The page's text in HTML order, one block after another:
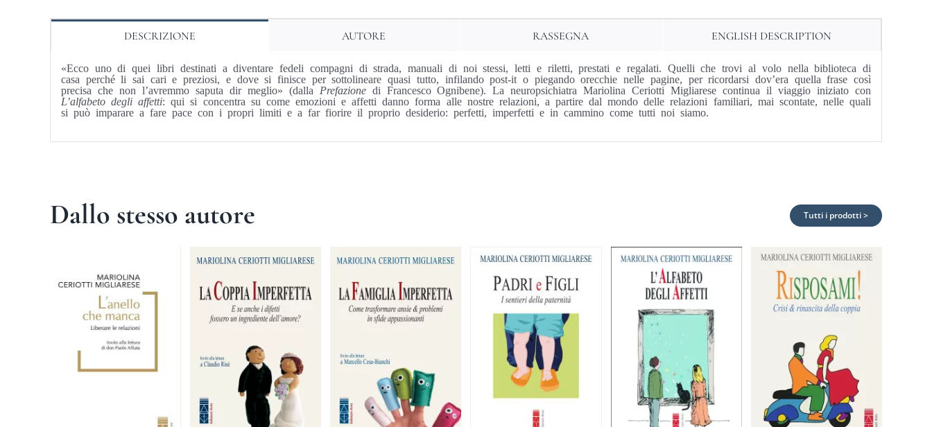
DESCRIZIONE AUTORE RASSEGNA ENGLISH DESCRIPTION
«Ecco uno di quei libri destinati a diventare fedeli compagni di strada, manuali di noi stessi, letti e riletti, prestati e regalati. Quelli che trovi al volo nella biblioteca di
casa perché li sai cari e preziosi, e dove si finisce per sottolineare quasi tutto, infilando post-it o piegando orecchie nelle pagine, per ricordarsi dov’era quella frase così
precisa che non l’avremmo saputa dir meglio» (dalla Prefazione di Francesco Ognibene). La neuropsichiatra Mariolina Ceriotti Migliarese continua il viaggio iniziato con
L’alfabeto degli affetti: qui si concentra su come emozioni e affetti danno forma alle nostre relazioni, a partire dal mondo delle relazioni familiari, mai scontate, nelle quali
si può imparare a fare pace con i propri limiti e a far fiorire il proprio desiderio: perfetti, imperfetti e in cammino come tutti noi siamo.
Dallo stesso autore Tutti i prodotti >